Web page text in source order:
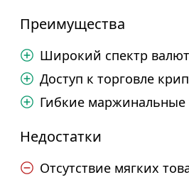
Преимущества
Широкий спектр
Доступ к торговле
Гибкие маржинальные
Недостатки
Отсутствие мягких